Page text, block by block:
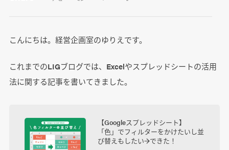
こんにちは。経営企画室のゆりえです。
これまでのLIGブログでは、Excelやスプレッドシートの活用
法に関する記事を書いてきました。
【Googleスプレッドシート】
「色」でフィルターをかけたいし並
び替えもしたい→できた！